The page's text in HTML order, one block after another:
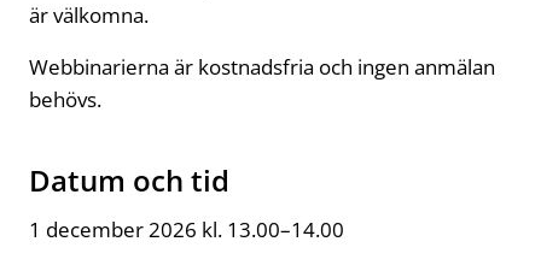
är välkomna.
Webbinarierna är kostnadsfria och ingen anmälan
behövs.
Datum och tid
1 december 2026 kl. 13.00–14.00